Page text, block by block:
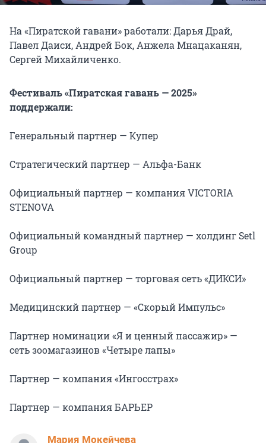
На «Пиратской гавани» работали: Дарья Драй,
Павел Даиси, Андрей Бок, Анжела Мнацаканян,
Сергей Михайличенко.
Фестиваль «Пиратская гавань — 2025»
поддержали:
Генеральный партнер — Купер
Стратегический партнер — Альфа-Банк
Официальный партнер — компания VICTORIA
STENOVA
Официальный командный партнер — холдинг Setl
Group
Официальный партнер — торговая сеть «ДИКСИ»
Медицинский партнер — «Скорый Импульс»
Партнер номинации «Я и ценный пассажир» —
сеть зоомагазинов «Четыре лапы»
Партнер — компания «Ингосстрах»
Партнер — компания БАРЬЕР
Мария Мокейчева